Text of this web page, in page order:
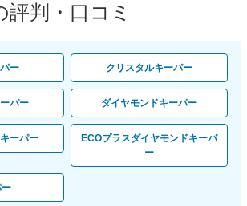
評判・口コミ
ー クリスタルキーパー
パー ダイヤモンドキーパー
ーパー
ECOプラスダイヤモンドキーパ
ー